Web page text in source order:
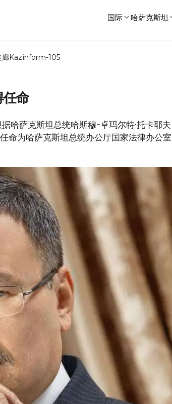
国际 哈萨克斯坦
廊Kazinform-105
任命
哈萨克斯坦总统哈斯穆-卓玛尔特·托卡耶夫
命为哈萨克斯坦总统办公厅国家法律办公室